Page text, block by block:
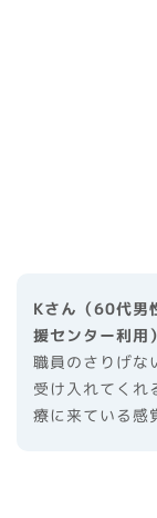
Kさん（60代男
援センター利用）
職員のさりげな
受け入れてくれ
療に来ている感